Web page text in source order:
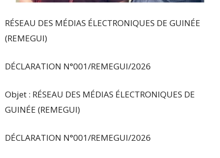
RÉSEAU DES MÉDIAS ÉLECTRONIQUES DE GUINÉE
(REMEGUI)
DÉCLARATION N°001/REMEGUI/2026
Objet : RÉSEAU DES MÉDIAS ÉLECTRONIQUES DE
GUINÉE (REMEGUI)
DÉCLARATION N°001/REMEGUI/2026